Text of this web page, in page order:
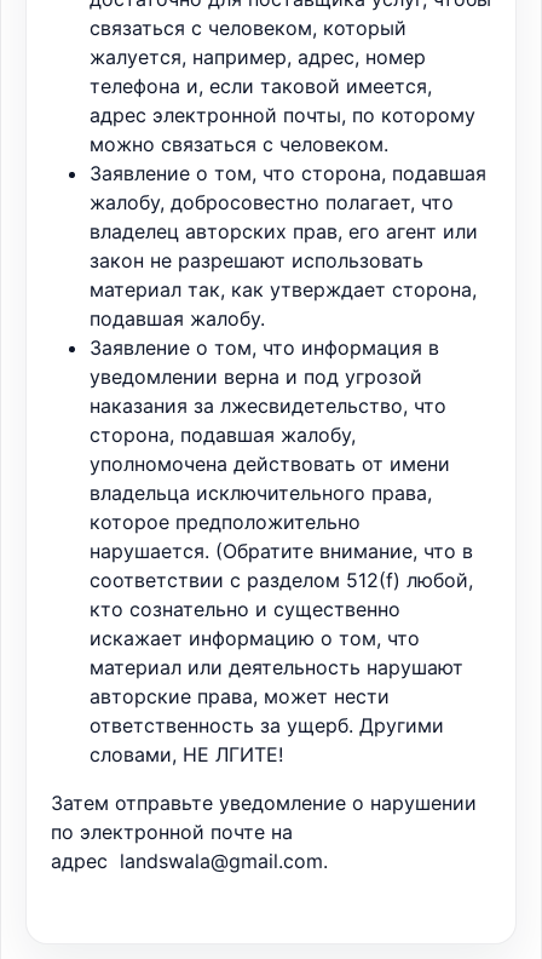
связаться с человеком, который
жалуется, например, адрес, номер
телефона и, если таковой имеется,
адрес электронной почты, по которому
можно связаться с человеком.
Заявление о том, что сторона, подавшая
жалобу, добросовестно полагает, что
владелец авторских прав, его агент или
закон не разрешают использовать
материал так, как утверждает сторона,
подавшая жалобу.
Заявление о том, что информация в
уведомлении верна и под угрозой
наказания за лжесвидетельство, что
сторона, подавшая жалобу,
уполномочена действовать от имени
владельца исключительного права,
которое предположительно
нарушается. (Обратите внимание, что в
соответствии с разделом 512(f) любой,
кто сознательно и существенно
искажает информацию о том, что
материал или деятельность нарушают
авторские права, может нести
ответственность за ущерб. Другими
словами, НЕ ЛГИТЕ!
Затем отправьте уведомление о нарушении
по электронной почте на
адрес landswala@gmail.com.